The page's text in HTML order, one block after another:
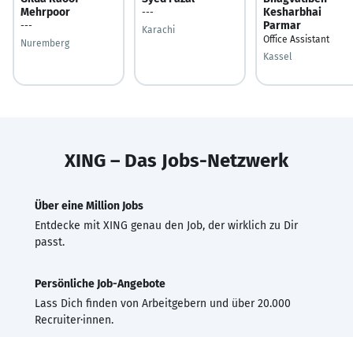
Mehrpoor
---
Nuremberg
---
Karachi
Kesharbhai
Parmar
Office Assistant
Kassel
XING – Das Jobs-Netzwerk
Über eine Million Jobs
Entdecke mit XING genau den Job, der wirklich zu Dir
passt.
Persönliche Job-Angebote
Lass Dich finden von Arbeitgebern und über 20.000
Recruiter·innen.